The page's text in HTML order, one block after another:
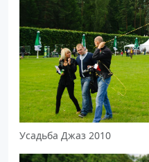
Усадьба Джаз 2010